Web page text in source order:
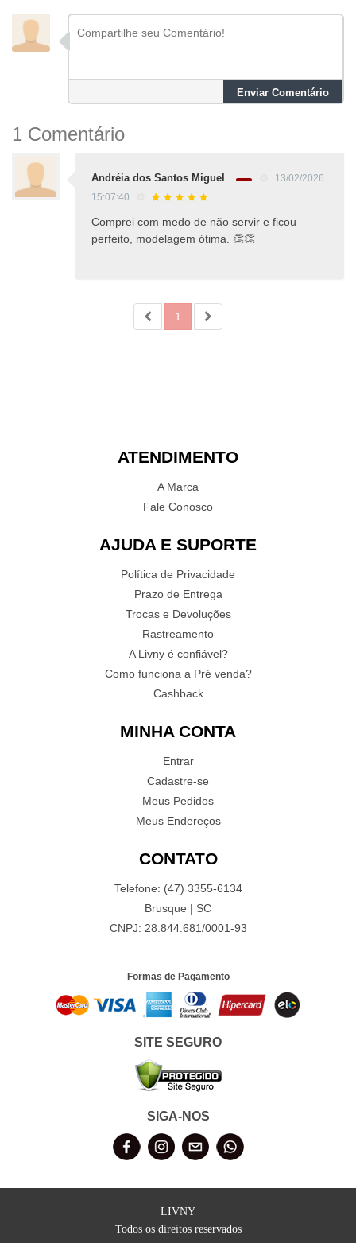
Enviar Comentário
1 Comentário
Andréia dos Santos Miguel
13/02/2026
15:07:40
Comprei com medo de não servir e ficou
perfeito, modelagem ótima. 👏👏
1
ATENDIMENTO
A Marca
Fale Conosco
AJUDA E SUPORTE
Política de Privacidade
Prazo de Entrega
Trocas e Devoluções
Rastreamento
A Livny é confiável?
Como funciona a Pré venda?
Cashback
MINHA CONTA
Entrar
Cadastre-se
Meus Pedidos
Meus Endereços
CONTATO
Telefone: (47) 3355-6134
Brusque | SC
CNPJ: 28.844.681/0001-93
Formas de Pagamento
SITE SEGURO
SIGA-NOS
LIVNY
Todos os direitos reservados